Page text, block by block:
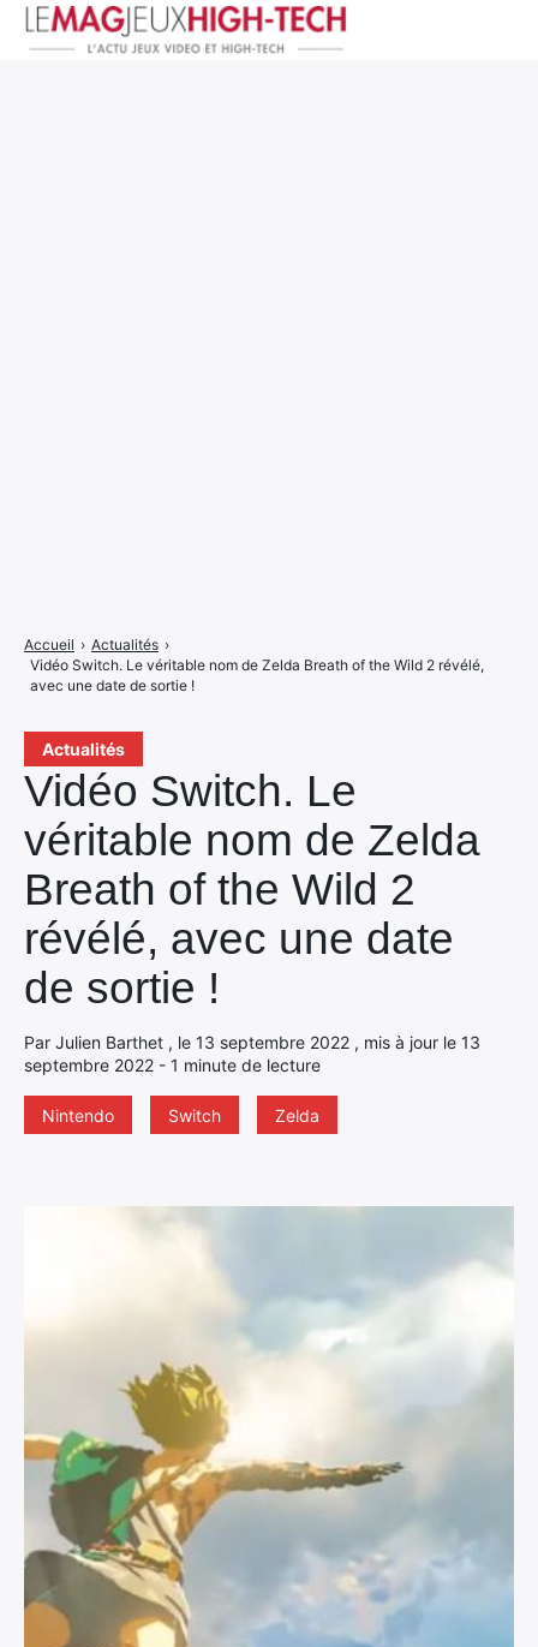
Actualités
Vidéo Switch. Le
véritable nom de Zelda
Breath of the Wild 2
révélé, avec une date
de sortie !
Par Julien Barthet , le 13 septembre 2022 , mis à jour le 13
septembre 2022 - 1 minute de lecture
Nintendo Switch Zelda
Accueil › Actualités ›
Vidéo Switch. Le véritable nom de Zelda Breath of the Wild 2 révélé,
avec une date de sortie !